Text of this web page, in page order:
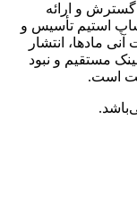
بهمن سال 1401 با هدف گسترش و ارائه
استیم تأسیس و
مادها، انتشار
مستقیم و نبود
است.